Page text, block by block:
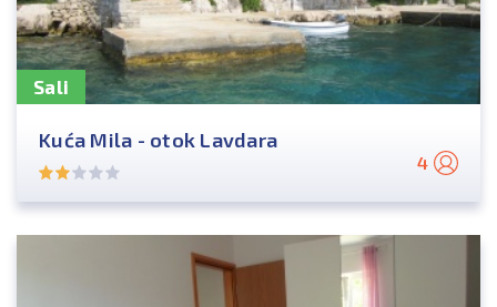
Sali
Kuća Mila - otok Lavdara
4